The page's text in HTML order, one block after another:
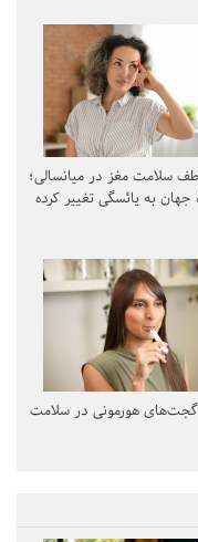
سلامت مغز در میانسالی؛
جهان به یائسگی تغییر کرده
گجت‌های هورمونی در سلامت